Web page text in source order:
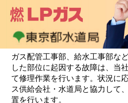
ガス配管工事部、給水工事部な
した部位に起因する故障は、当
て修理作業を行います。状況に
ス供給会社・水道局と協力して
置を行います。